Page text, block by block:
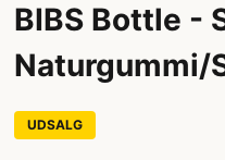
BIBS Bottle -
Naturgummi/
UDSALG